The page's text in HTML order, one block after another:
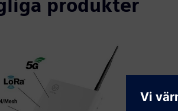
produkter